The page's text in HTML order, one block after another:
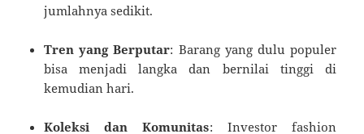
jumlahnya sedikit.
Tren yang Berputar: Barang yang dulu populer
bisa menjadi langka dan bernilai tinggi di
kemudian hari.
Koleksi dan Komunitas: Investor fashion